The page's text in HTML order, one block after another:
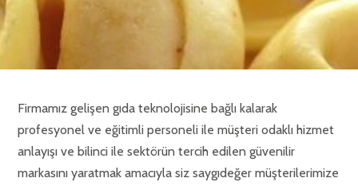
Firmamız gelişen gıda teknolojisine bağlı kalarak
profesyonel ve eğitimli personeli ile müşteri odaklı hizmet
anlayışı ve bilinci ile sektörün tercih edilen güvenilir
markasını yaratmak amacıyla siz saygıdeğer müşterilerimize